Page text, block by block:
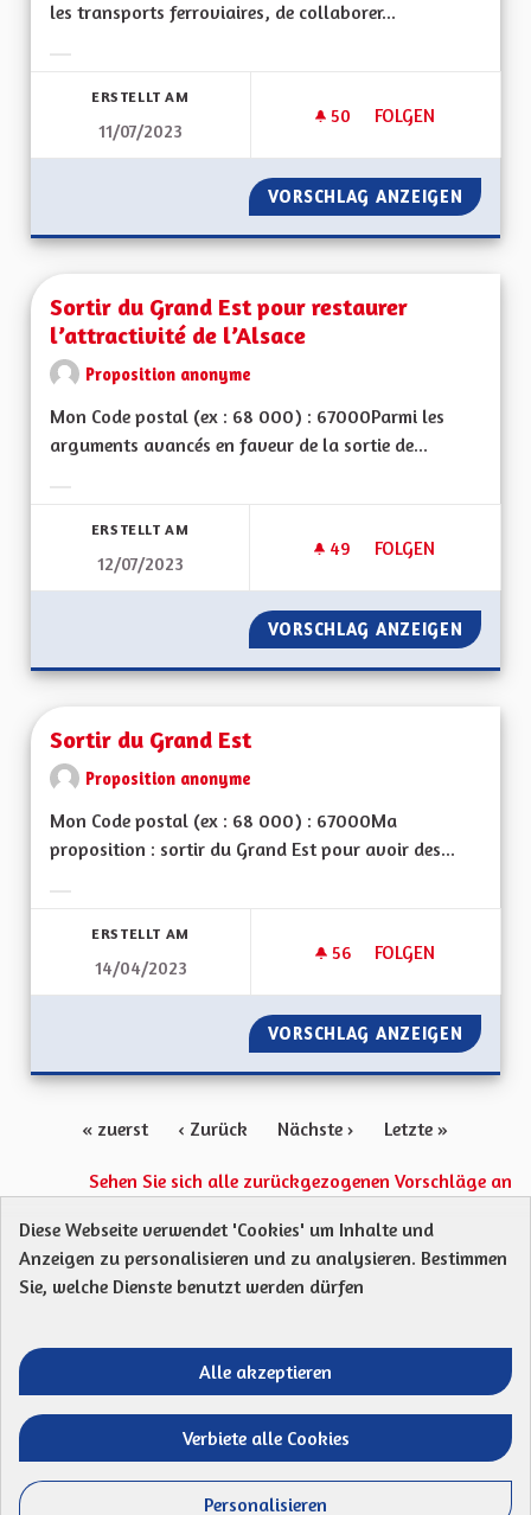
les transports ferroviaires, de collaborer...
ERSTELLT AM
11/07/2023
50 50 FOLLOWER
FOLGEN
SORTIR DU
VORSCHLAG ANZEIGEN
Sortir du Grand Est pour restaurer
l’attractivité de l’Alsace
Proposition anonyme
Mon Code postal (ex : 68 000) : 67000Parmi les
arguments avancés en faveur de la sortie de...
ERSTELLT AM
12/07/2023
49 49 FOLLOWER
FOLGEN
SORTIR DU GRAND
VORSCHLAG ANZEIGEN
Sortir du Grand Est
Proposition anonyme
Mon Code postal (ex : 68 000) : 67000Ma
proposition : sortir du Grand Est pour avoir des...
ERSTELLT AM
14/04/2023
56 56 FOLLOWER
FOLGEN
SORTIR DU GRAND
VORSCHLAG ANZEIGEN
« zuerst ‹ Zurück Nächste › Letzte »
Sehen Sie sich alle zurückgezogenen Vorschläge an
Protection des Données
Charte de contribution
Mentions légales
Was sind Gremien?
Standardtitel für initiatives
Open Data Dateien herunterladen
Entre vos mains - Collectivité
Entre vos mains - Collectivité
Entre vos mains - Collectivité
Entre vos mains -
Website mitfreier Software erstellt
.
Diese Webseite verwendet 'Cookies' um Inhalte und
Anzeigen zu personalisieren und zu analysieren. Bestimmen
Sie, welche Dienste benutzt werden dürfen
Alle akzeptieren
Verbiete alle Cookies
Personalisieren